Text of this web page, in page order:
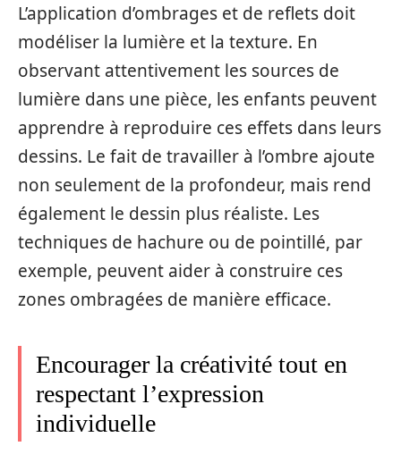
L’application d’ombrages et de reflets doit
modéliser la lumière et la texture. En
observant attentivement les sources de
lumière dans une pièce, les enfants peuvent
apprendre à reproduire ces effets dans leurs
dessins. Le fait de travailler à l’ombre ajoute
non seulement de la profondeur, mais rend
également le dessin plus réaliste. Les
techniques de hachure ou de pointillé, par
exemple, peuvent aider à construire ces
zones ombragées de manière efficace.
Encourager la créativité tout en
respectant l’expression
individuelle